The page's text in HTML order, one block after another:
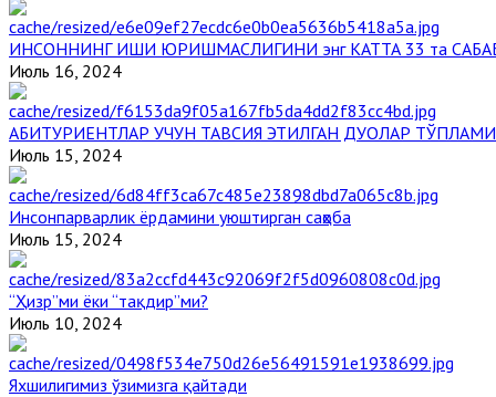
ИНСОННИНГ ИШИ ЮРИШМАСЛИГИНИ энг КАТТА 33 та
Июль 16, 2024
АБИТУРИЕНТЛАР УЧУН ТАВСИЯ ЭТИЛГАН ДУОЛАР ТЎПЛАМИ
Июль 15, 2024
Инсонпарварлик ёрдамини уюштирган саҳоба
Июль 15, 2024
“Ҳизр”ми ёки “тақдир”ми?
Июль 10, 2024
Яхшилигимиз ўзимизга қайтади